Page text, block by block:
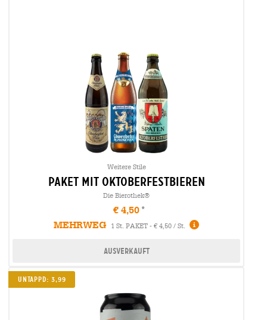
Weitere Stile
Paket mit oktoberfestbieren
Die Bierothek®
€ 4,50
MEHRWEG
1 St. PAKET - € 4,50 / St.
Ausverkauft
Untappd: 3,99